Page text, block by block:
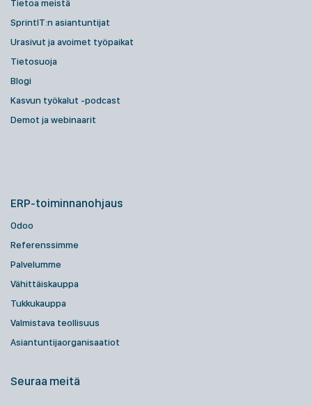
Tietoa meistä
SprintIT:n asiantuntijat
Urasivut ja avoimet työpaikat
Tietosuoja
Blogi
Kasvun työkalut -podcast
Demot ja webinaarit
ERP-toiminnanohjaus
Odoo
Referenssimme
Palvelumme
Vähittäiskauppa
Tukkukauppa
Valmistava teollisuus
Asiantuntijaorganisaatiot
Seuraa meitä